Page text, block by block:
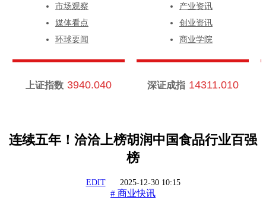
市场观察
媒体看点
环球要闻
产业资讯
创业资讯
商业学院
上证指数 3940.040 深证成指 14311.010
连续五年！洽洽上榜胡润中国食品行业百强
榜
EDIT 2025-12-30 10:15
# 商业快讯